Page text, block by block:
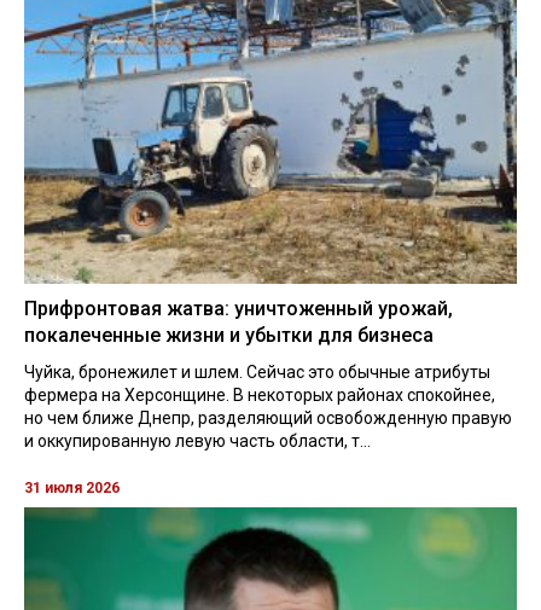
Прифронтовая жатва: уничтоженный урожай,
покалеченные жизни и убытки для бизнеса
Чуйка, бронежилет и шлем. Сейчас это обычные атрибуты
фермера на Херсонщине. В некоторых районах спокойнее,
но чем ближе Днепр, разделяющий освобожденную правую
и оккупированную левую часть области, т...
31 июля 2026